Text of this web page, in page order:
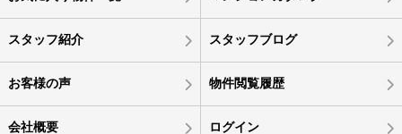
スタッフ紹介 スタッフブログ
お客様の声 物件閲覧履歴
会社概要 ログイン